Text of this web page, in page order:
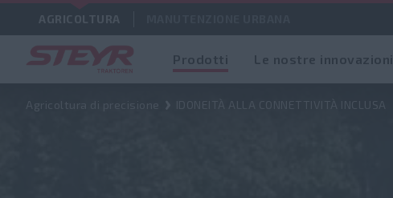
AGRICOLTURA
Prodotti Le nostre innovazioni
IDONEITÀ ALLA CONNETTIVITÀ INCLUSA
Agricoltura di precisione
IDONEITÀ ALLA CONNETTIVITÀ INCLUSA